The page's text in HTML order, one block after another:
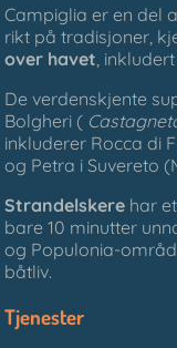
Campiglia er en del
rikt på tradisjoner,
over havet,
De verdenskjente
Bolgheri (
inkluderer Rocca di
og Petra i Suvereto
Strandelskere har
bare 10 minutter
og Populonia-
båtliv.
Tjenester